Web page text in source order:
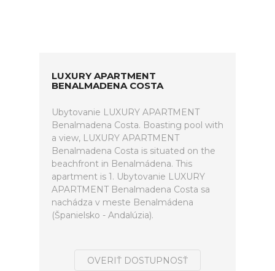
LUXURY APARTMENT
BENALMADENA COSTA
Ubytovanie LUXURY APARTMENT
Benalmadena Costa. Boasting pool with
a view, LUXURY APARTMENT
Benalmadena Costa is situated on the
beachfront in Benalmádena. This
apartment is 1. Ubytovanie LUXURY
APARTMENT Benalmadena Costa sa
nachádza v meste Benalmádena
(Španielsko - Andalúzia).
OVERIŤ DOSTUPNOSŤ